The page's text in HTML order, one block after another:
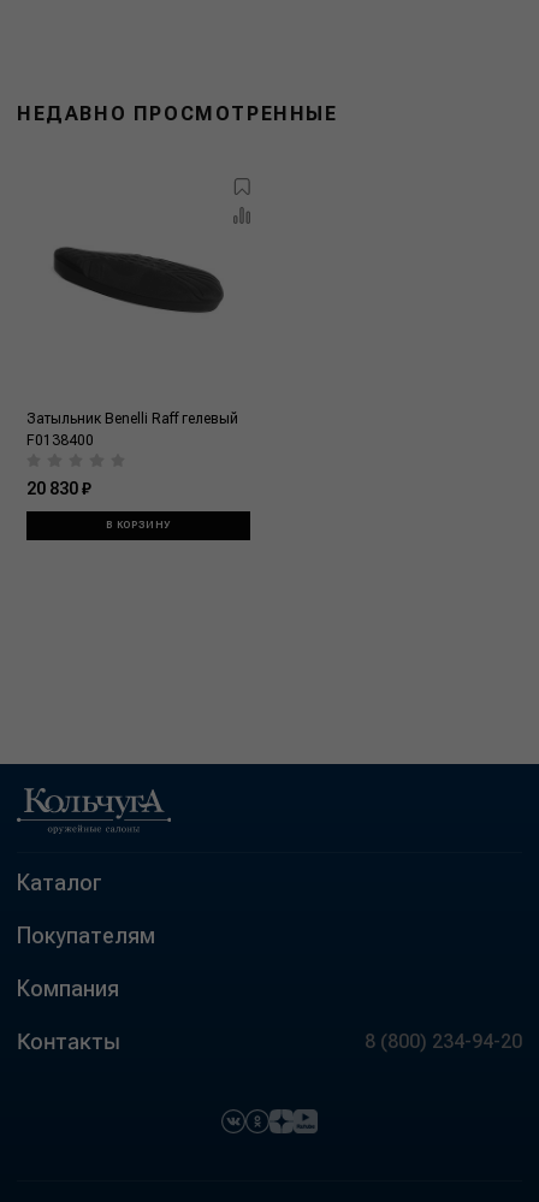
НЕДАВНО ПРОСМОТРЕННЫЕ
Затыльник Benelli Raff гелевый
F0138400
20 830 ₽
В КОРЗИНУ
Каталог
Покупателям
Компания
Контакты 8 (800) 234-94-20